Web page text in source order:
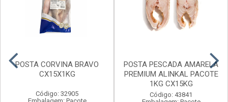
POSTA CORVINA BRAVO
CX15X1KG
Código: 32905
POSTA PESCADA AMARELA
PREMIUM ALINKAL PACOTE
1KG CX15KG
Código: 43841